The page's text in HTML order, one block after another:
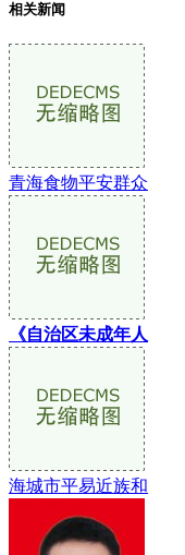
相关新闻
青海食物平安群众
《自治区未成年人
海城市平易近族和